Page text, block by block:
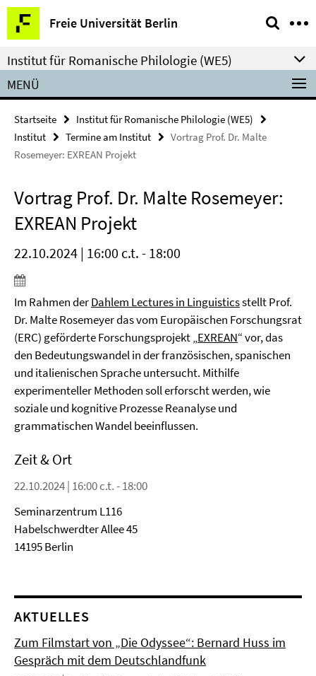
Springe
direkt
zu
Inhalt
Freie Universität Berlin
Service-
Navigation
Institut für Romanische Philologie (WE5)
MENÜ
Startseite
Institut für Romanische Philologie (WE5)
Institut
Termine am Institut
Vortrag Prof. Dr. Malte
Rosemeyer: EXREAN Projekt
Vortrag Prof. Dr. Malte Rosemeyer:
EXREAN Projekt
22.10.2024 | 16:00 c.t. - 18:00
Im Rahmen derDahlem Lectures in Linguisticsstellt Prof.
Dr. Malte Rosemeyer das vom Europäischen Forschungsrat
(ERC) geförderte Forschungsprojekt „EXREAN“ vor, das
den Bedeutungswandel in der französischen, spanischen
und italienischen Sprache untersucht. Mithilfe
experimenteller Methoden soll erforscht werden, wie
soziale und kognitive Prozesse Reanalyse und
grammatischen Wandel beeinflussen.
Zeit & Ort
22.10.2024 | 16:00 c.t. - 18:00
Seminarzentrum L116
Habelschwerdter Allee 45
14195 Berlin
AKTUELLES
Zum Filmstart von „Die Odyssee“: Bernard Huss im
Gespräch mit dem Deutschlandfunk